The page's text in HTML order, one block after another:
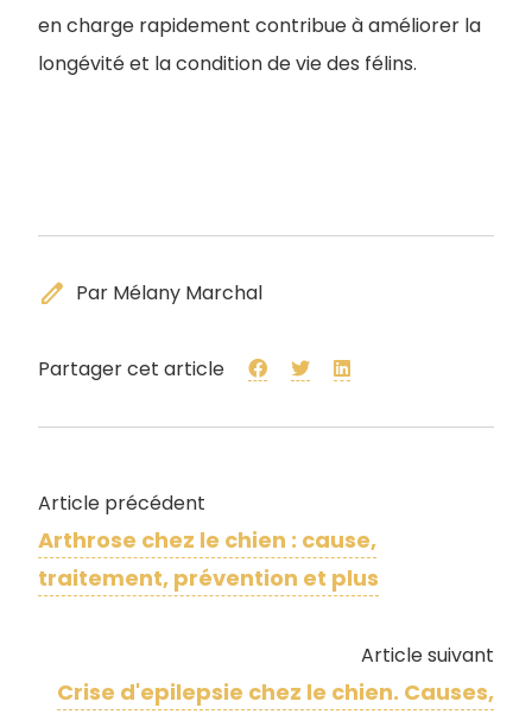
en charge rapidement contribue à améliorer la
longévité et la condition de vie des félins.
edit Par Mélany Marchal
Partager cet article
Article précédent
Arthrose chez le chien : cause,
traitement, prévention et plus
Article suivant
Crise d'epilepsie chez le chien. Causes,